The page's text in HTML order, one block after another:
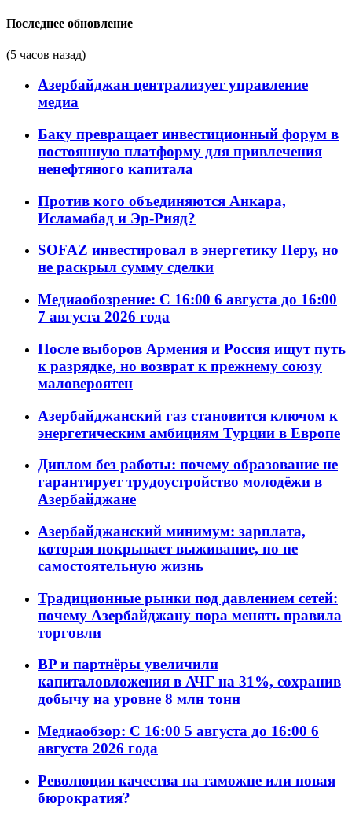
Последнее обновление
(5 часов назад)
Азербайджан централизует управление
медиа
Баку превращает инвестиционный форум в
постоянную платформу для привлечения
ненефтяного капитала
Против кого объединяются Анкара,
Исламабад и Эр-Рияд?
SOFAZ инвестировал в энергетику Перу, но
не раскрыл сумму сделки
Медиаобозрение: С 16:00 6 августа до 16:00
7 августа 2026 года
После выборов Армения и Россия ищут путь
к разрядке, но возврат к прежнему союзу
маловероятен
Азербайджанский газ становится ключом к
энергетическим амбициям Турции в Европе
Диплом без работы: почему образование не
гарантирует трудоустройство молодёжи в
Азербайджане
Азербайджанский минимум: зарплата,
которая покрывает выживание, но не
самостоятельную жизнь
Традиционные рынки под давлением сетей:
почему Азербайджану пора менять правила
торговли
BP и партнёры увеличили
капиталовложения в АЧГ на 31%, сохранив
добычу на уровне 8 млн тонн
Медиаобзор: С 16:00 5 августа до 16:00 6
августа 2026 года
Революция качества на таможне или новая
бюрократия?